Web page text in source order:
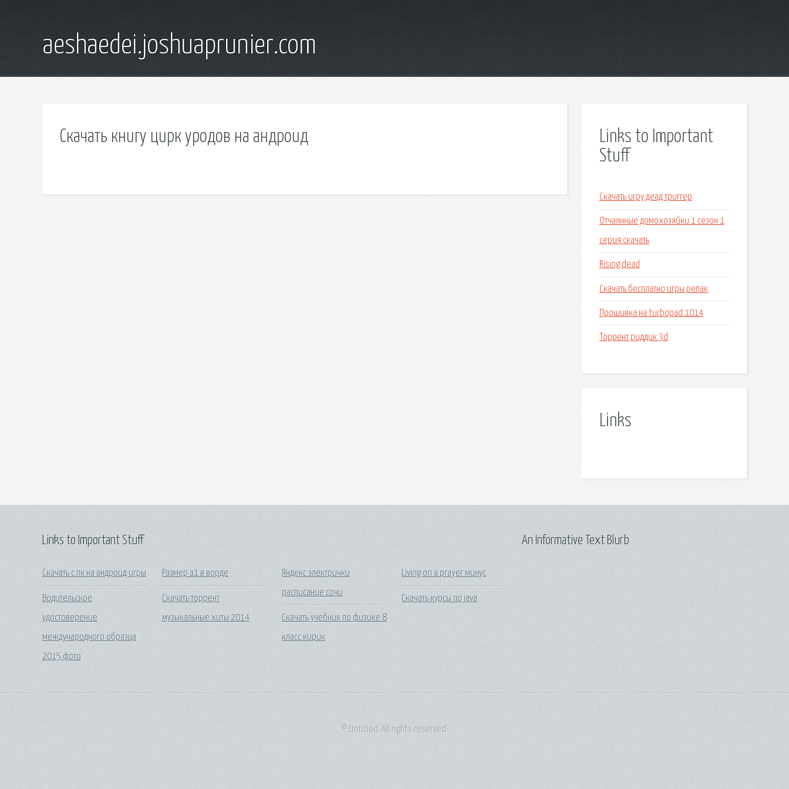
aeshaedei.joshuaprunier.com
Скачать книгу цирк уродов на андроид
Links to Important
Stuff
Скачать игру деад триггер
Отчаянные домохозяйки 1 сезон 1
серия скачать
Rising dead
Скачать бесплатно игры репак
Прошивка на turbopad 1014
Торрент риддик 3d
Links
Links to Important Stuff
Скачать с пк на андроид игры
Водительское
удостоверение
международного образца
2015 фото
Размер а1 в ворде
Скачать торрент
музыкальные хиты 2014
Яндекс электрички
расписание сочи
Скачать учебник по физике 8
класс кирик
Living on a prayer минус
Скачать курсы по java
An Informative Text Blurb
© Untitled. All rights reserved.